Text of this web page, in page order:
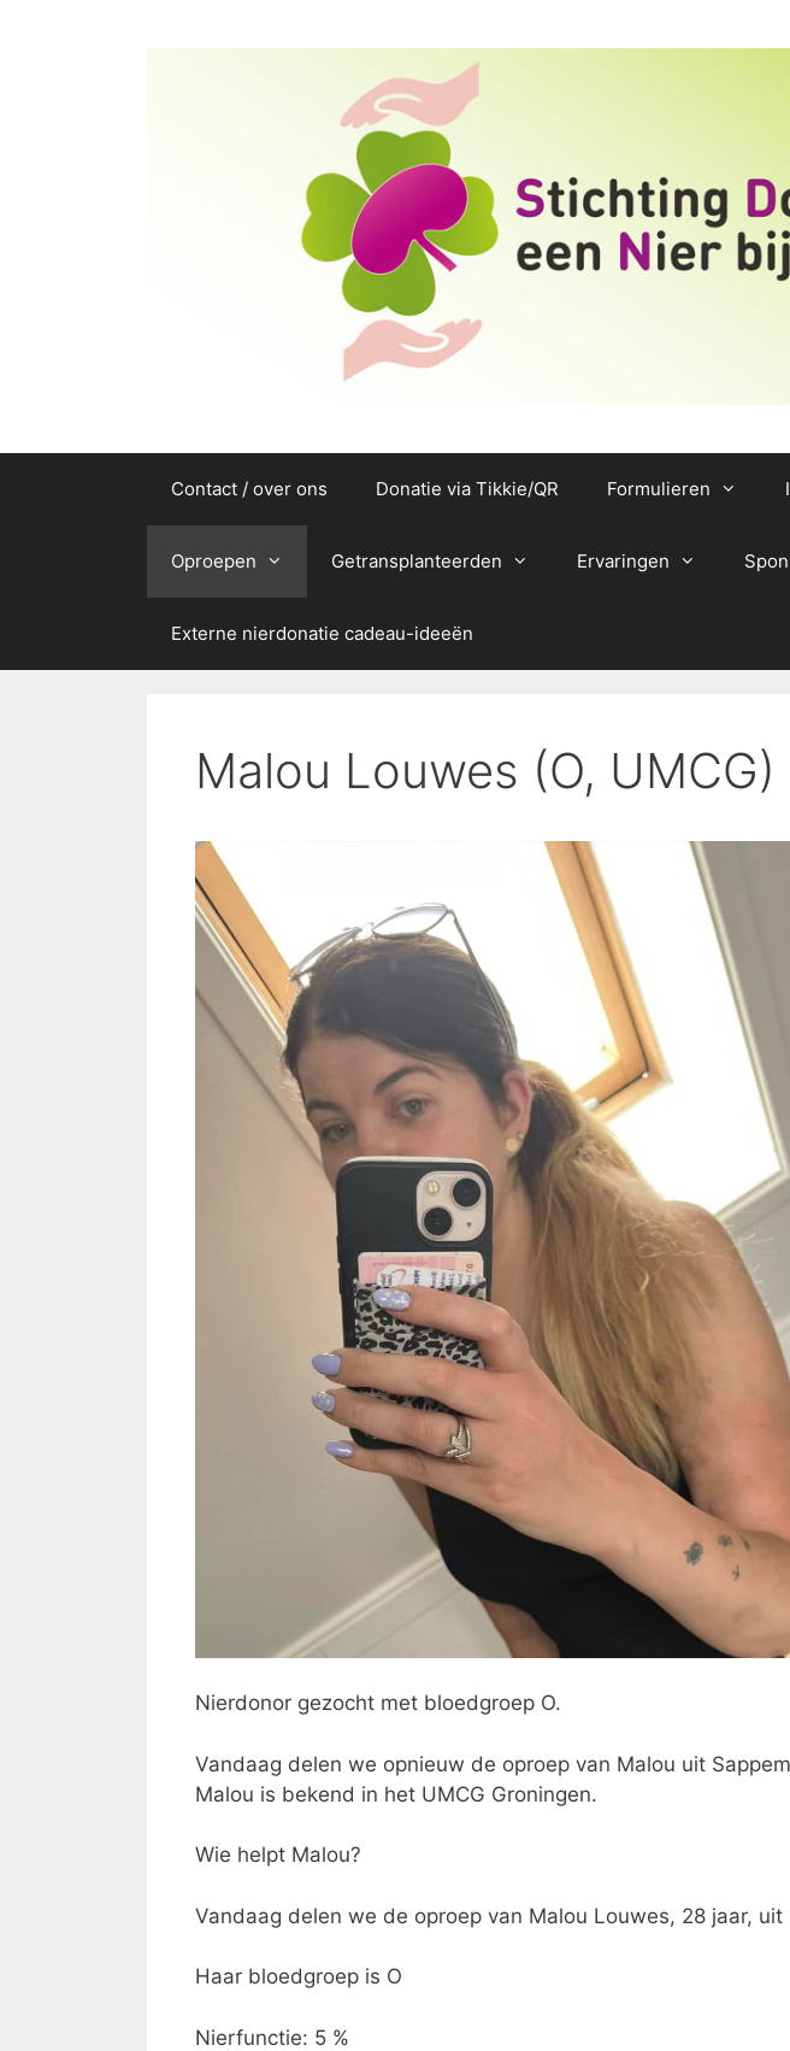
Contact / over ons Donatie via Tikkie/QR Formulieren
Oproepen Getransplanteerden Ervaringen
Externe nierdonatie cadeau-ideeën
Malou Louwes (O, UMCG)
Nierdonor gezocht met bloedgroep O.
Vandaag delen we opnieuw de oproep van Malou uit
Malou is bekend in het UMCG Groningen.
Wie helpt Malou?
Vandaag delen we de oproep van Malou Louwes, 28 jaar, uit
Haar bloedgroep is O
Nierfunctie: 5 %